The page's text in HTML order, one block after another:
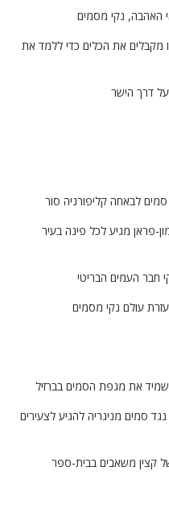
האהבה, נקי מסמים
מקבלים את הכלים כדי ללמד את
על דרך הישר
לבאחה קליפורניה סור
פראן מגיע לכל פינה בעיר
העמים הבריטי
עולם נקי מסמים
את מגפת הסמים בברזיל
סמים מניגריה להגיע לצעירים
קצין משאבים בבית-ספר